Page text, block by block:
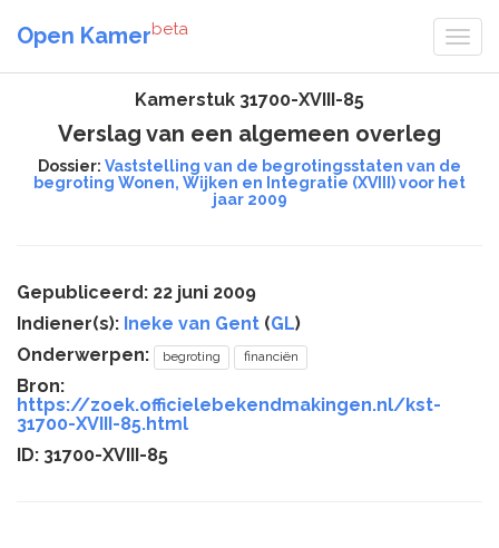
Open Kamerbeta
Kamerstuk 31700-XVIII-85
Verslag van een algemeen overleg
Dossier: Vaststelling van de begrotingsstaten van de
begroting Wonen, Wijken en Integratie (XVIII) voor het
jaar 2009
Gepubliceerd: 22 juni 2009
Indiener(s): Ineke van Gent (GL)
Onderwerpen:
begroting financiën
Bron:
https://zoek.officielebekendmakingen.nl/kst-
31700-XVIII-85.html
ID: 31700-XVIII-85